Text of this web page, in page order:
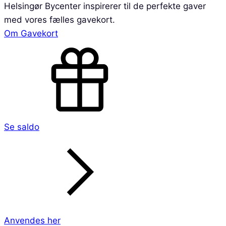
Helsingør Bycenter inspirerer til de perfekte gaver
med vores fælles gavekort.
Om Gavekort
Se saldo
Anvendes her